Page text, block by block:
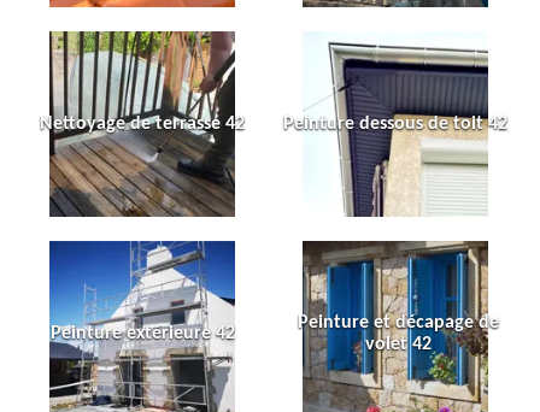
Nettoyage de terrasse 42 Peinture dessous de toit 42
Peinture extérieure 42
Peinture et décapage de
volet 42